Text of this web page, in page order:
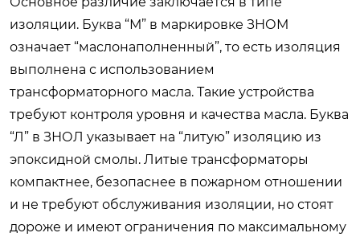
изоляции. Буква “М” в маркировке ЗНОМ
означает “маслонаполненный”, то есть изоляция
выполнена с использованием
трансформаторного масла. Такие устройства
требуют контроля уровня и качества масла. Буква
“Л” в ЗНОЛ указывает на “литую” изоляцию из
эпоксидной смолы. Литые трансформаторы
компактнее, безопаснее в пожарном отношении
и не требуют обслуживания изоляции, но стоят
дороже и имеют ограничения по максимальному